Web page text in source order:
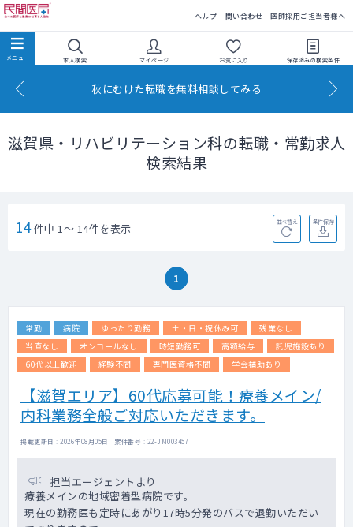
ヘルプ 問い合わせ 医師採用ご担当者様へ
求人検索 マイページ お気に入り 保存済みの検索条件
秋にむけた転職を無料相談してみる
滋賀県・リハビリテーション科の転職・常勤求人
検索結果
14件中 1～ 14件を表示 並べ替え 条件保存
1
常勤 病院 ゆったり勤務 土・日・祝休み可
残業なし
当直なし
オンコールなし 時短勤務可 高額給与
託児施設あり
60代以上歓迎
経験不問 専門医資格不問 学会補助あり
【滋賀エリア】60代応募可能！療養メイン/
内科業務全般ご対応いただきます。
掲載更新日 : 2026年08月05日 案件番号 : 22-JM003457
担当エージェントより
療養メインの地域密着型病院です。
現在の勤務医も定時にあがり17時5分発のバスで退勤いただい